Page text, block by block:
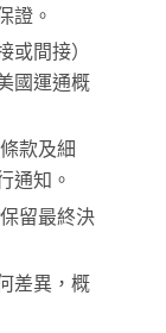
證。
間接）
國運通概
款及細
通知。
留最終決
差異，概